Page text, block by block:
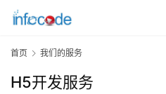
首页 我们的服务
H5开发服务